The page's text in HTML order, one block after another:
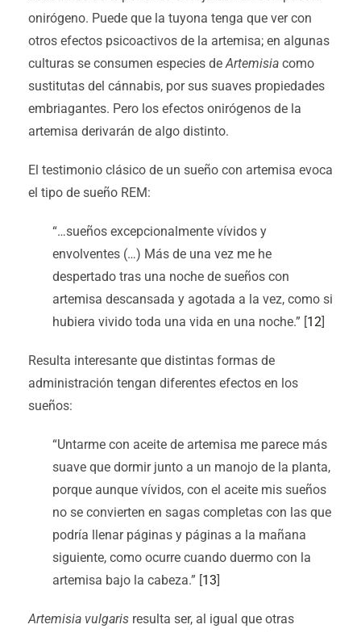
onirógeno. Puede que la tuyona tenga que ver con
otros efectos psicoactivos de la artemisa; en algunas
culturas se consumen especies deArtemisia como
sustitutas del cánnabis, por sus suaves propiedades
embriagantes. Pero los efectos onirógenos de la
artemisa derivarán de algo distinto.
El testimonio clásico de un sueño con artemisa evoca
el tipo de sueño REM:
“…sueños excepcionalmente vívidos y
envolventes (…) Más de una vez me he
despertado tras una noche de sueños con
artemisa descansada y agotada a la vez, como si
hubiera vivido toda una vida en una noche.” [12]
Resulta interesante que distintas formas de
administración tengan diferentes efectos en los
sueños:
“Untarme con aceite de artemisa me parece más
suave que dormir junto a un manojo de la planta,
porque aunque vívidos, con el aceite mis sueños
no se convierten en sagas completas con las que
podría llenar páginas y páginas a la mañana
siguiente, como ocurre cuando duermo con la
artemisa bajo la cabeza.” [13]
Artemisia vulgaris resulta ser, al igual que otras